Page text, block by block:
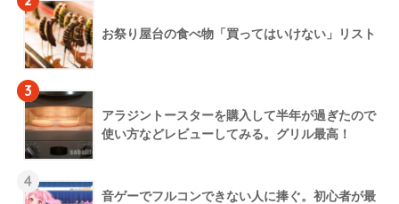
お祭り屋台の食べ物「買ってはいけない」リスト
3
アラジントースターを購入して半年が過ぎたので
使い方などレビューしてみる。グリル最高！
4
音ゲーでフルコンできない人に捧ぐ。初心者が最